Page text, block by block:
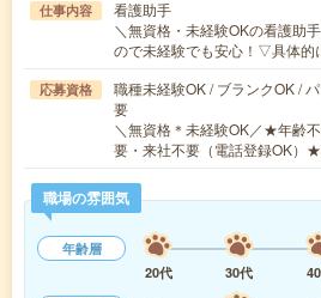
仕事内容
看護助手
＼無資格・未経験OKの看護助
ので未経験でも安心！▽具体
応募資格
職種未経験OK / ブランクOK /
要
＼無資格＊未経験OK／★年齢
要・来社不要（電話登録OK）
職場の雰囲気
年齢層
20代
30代